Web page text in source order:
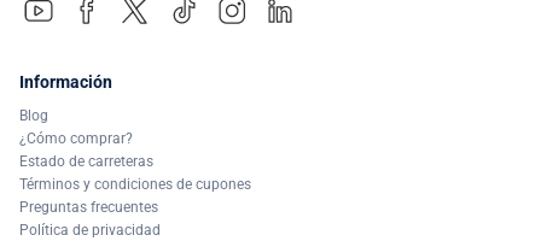
Información
Blog
¿Cómo comprar?
Estado de carreteras
Términos y condiciones de cupones
Preguntas frecuentes
Política de privacidad